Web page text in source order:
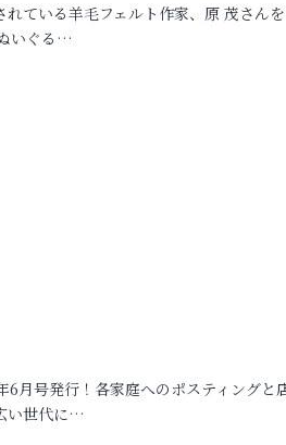
ている羊毛フェルト作家、原 茂さん
いぐる…
6月号発行！各家庭へのポスティングと
い世代に…